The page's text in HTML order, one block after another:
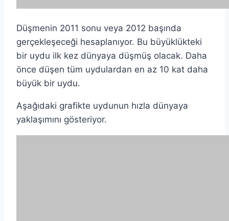
Düşmenin 2011 sonu veya 2012 başında
gerçekleşeceği hesaplanıyor. Bu büyüklükteki
bir uydu ilk kez dünyaya düşmüş olacak. Daha
önce düşen tüm uydulardan en az 10 kat daha
büyük bir uydu.
Aşağıdaki grafikte uydunun hızla dünyaya
yaklaşımını gösteriyor.